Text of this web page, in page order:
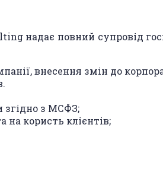
надає повний супровід
внесення змін до
згідно з МСФЗ;
на користь клієнтів;